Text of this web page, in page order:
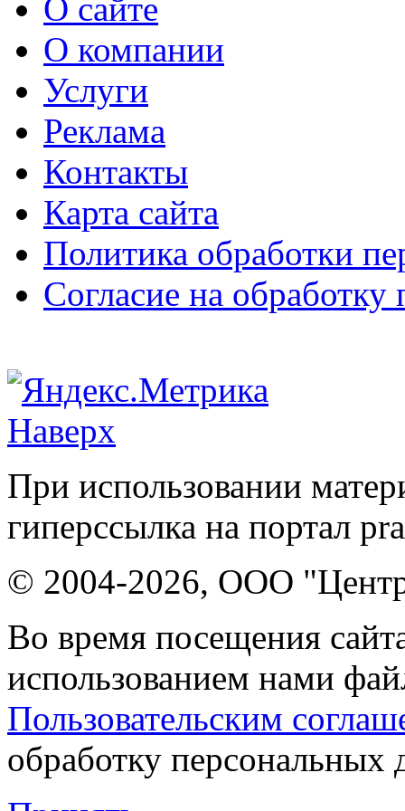
О сайте
О компании
Услуги
Реклама
Контакты
Карта сайта
Политика обработки
Согласие на
Наверх
При использовании
гиперссылка на портал
© 2004-2026, ООО "Центр
Во время посещения
использованием нами
Пользовательским
обработку персональных